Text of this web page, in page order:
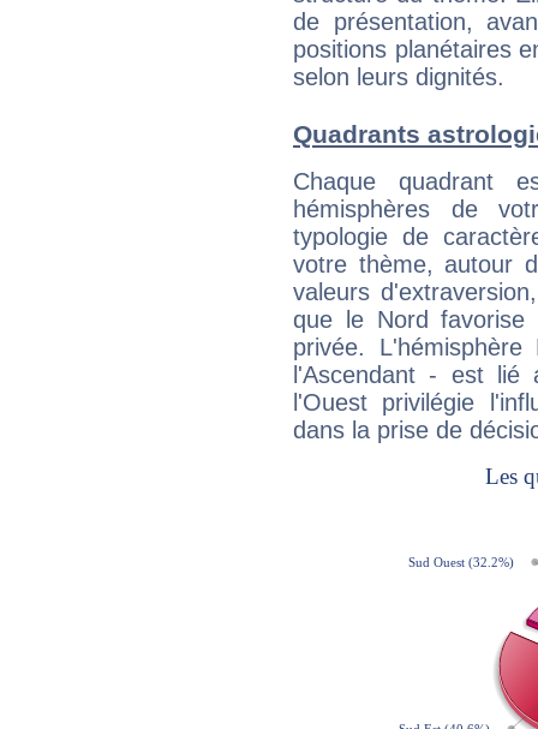
de présentation,
positions planétaires
selon leurs dignités.
Quadrants
Chaque quadrant
hémisphères de
typologie de
votre thème, autour
valeurs
que le Nord favorise
privée.
l'Ascendant - est
l'Ouest privilégie
dans la prise de